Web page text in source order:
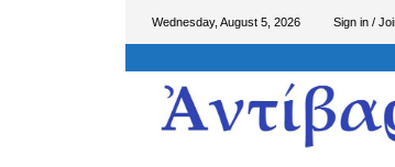
Wednesday, August 5, 2026 Sign in /